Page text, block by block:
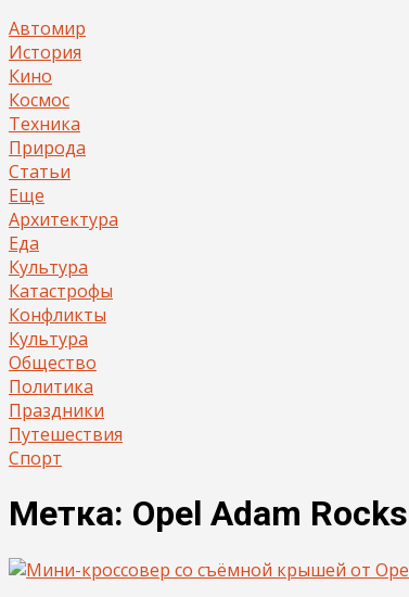
Автомир
История
Кино
Космос
Техника
Природа
Статьи
Еще
Архитектура
Еда
Культура
Катастрофы
Конфликты
Культура
Общество
Политика
Праздники
Путешествия
Спорт
Метка: Opel Adam Rocks